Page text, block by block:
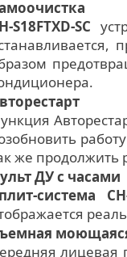
S18FTXD-SC
же продолжить
ДУ с часами
система CH-
лицевая